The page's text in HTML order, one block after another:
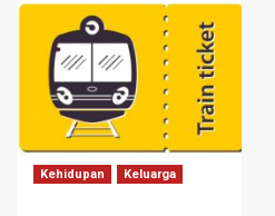
Kehidupan Keluarga